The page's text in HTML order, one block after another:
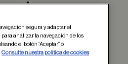
segura y adaptar el
analizar la navegación de los
el botón “Aceptar” o
Consulte nuestra política de cookies